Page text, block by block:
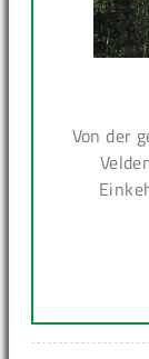
Von der